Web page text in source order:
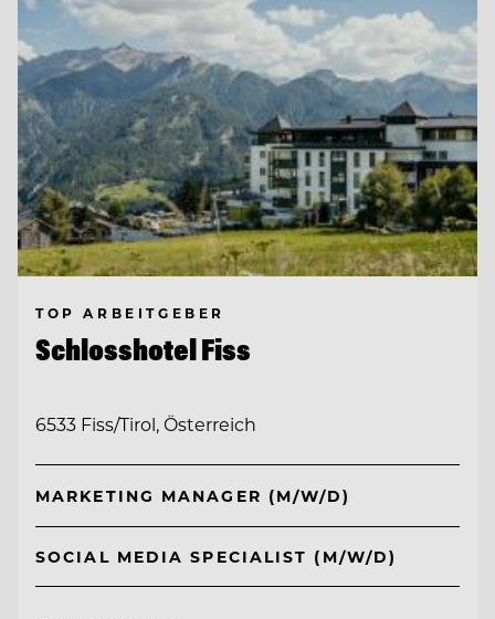
TOP ARBEITGEBER
Schlosshotel Fiss
6533 Fiss/Tirol, Österreich
MARKETING MANAGER (M/W/D)
SOCIAL MEDIA SPECIALIST (M/W/D)